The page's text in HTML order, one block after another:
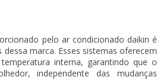
pelo ar condicionado daikin é
marca. Esses sistemas oferecem
interna, garantindo que o
independente das mudanças